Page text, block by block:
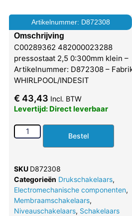
Artikelnummer: D872308
Omschrijving
C00289362 482000023288
pressostaat 2,5 0:300mm klein –
Artikelnummer: D872308 –
WHIRLPOOL/INDESIT
€ 43,43 Incl. BTW
Levertijd: Direct leverbaar
Bestel
SKU D872308
Categorieën Drukschakelaars,
Electromechanische componenten,
Membraamschakelaars,
Niveauschakelaars, Schakelaars